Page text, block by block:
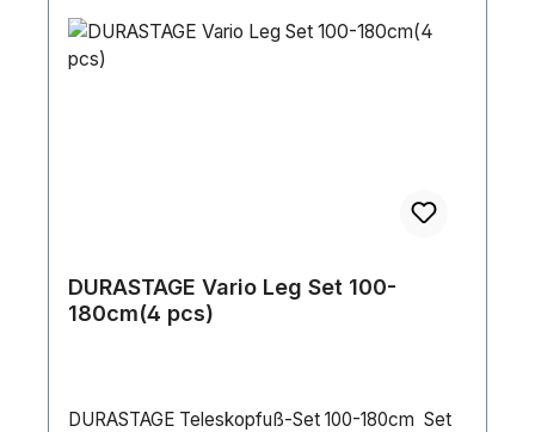
DURASTAGE Vario Leg Set 100-
180cm(4 pcs)
DURASTAGE Teleskopfuß-Set 100-180cm Set